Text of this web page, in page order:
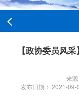
【政协委员风
来
发布日期： 2021-